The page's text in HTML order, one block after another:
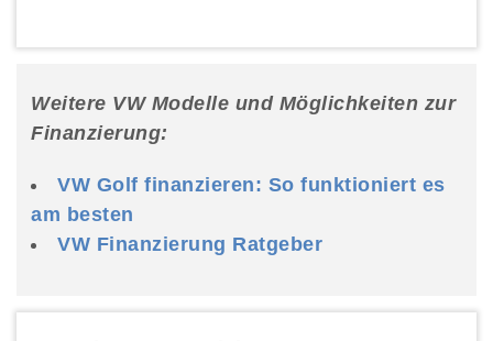
Weitere VW Modelle und Möglichkeiten zur
Finanzierung:
VW Golf finanzieren: So funktioniert es
am besten
VW Finanzierung Ratgeber